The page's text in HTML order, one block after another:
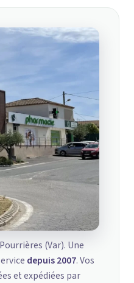
Pourrières (Var). Une
depuis 2007. Vos
et expédiées par